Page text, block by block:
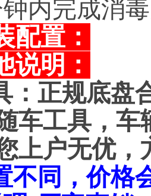
内完成消
配置：
说明：
：正规底盘
车工具，
上户无优，
不同，价格